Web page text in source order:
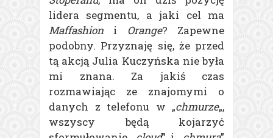
lidera segmentu, a jaki cel ma
Maffashion i Orange? Zapewne
podobny. Przyznaję się, że przed
tą akcją Julia Kuczyńska nie była
mi znana. Za jakiś czas
rozmawiając ze znajomymi o
danych z telefonu w „chmurze„,
wszyscy będą kojarzyć